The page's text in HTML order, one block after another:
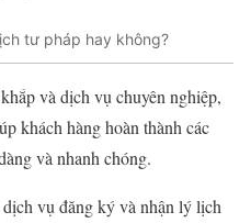
tư pháp hay không?
và dịch vụ chuyên nghiệp,
khách hàng hoàn thành các
và nhanh chóng.
vụ đăng ký và nhận lý lịch